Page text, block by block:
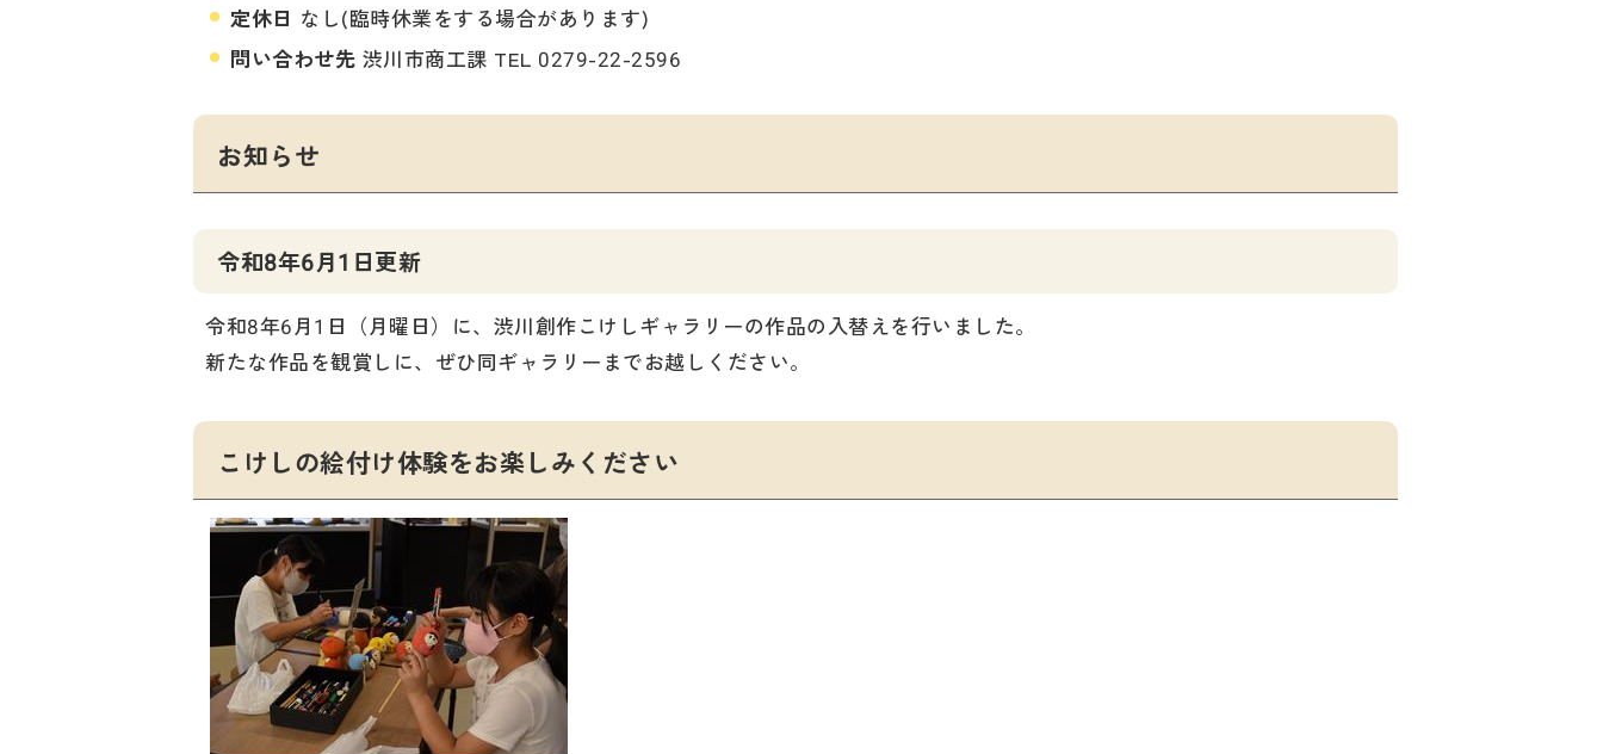
定休日 なし(臨時休業をする場合があります)
問い合わせ先 渋川市商工課 TEL 0279-22-2596
お知らせ
令和8年6月1日更新
令和8年6月1日（月曜日）に、渋川創作こけしギャラリーの作品の入替えを行いました。
新たな作品を観賞しに、ぜひ同ギャラリーまでお越しください。
こけしの絵付け体験をお楽しみください